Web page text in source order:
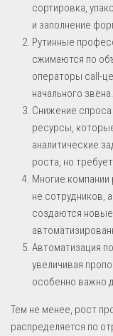
сортировка,
и заполнение
Рутинные
сжимаются по
операторы call-
начального звена.
Снижение
ресурсы,
аналитические
роста, но
Многие
не сотрудников,
создаются
Автоматизация
увеличивая
особенно важно
Тем не менее, рост
распределяется по